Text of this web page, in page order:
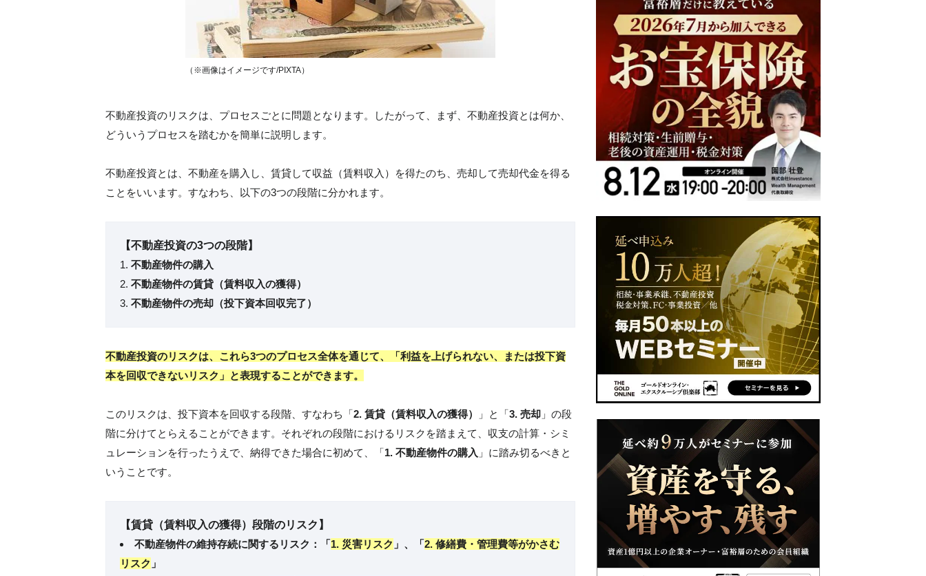
（※画像はイメージです/PIXTA）
不動産投資のリスクは、プロセスごとに問題となります。したがって、まず、不動産投資とは何か、
どういうプロセスを踏むかを簡単に説明します。
不動産投資とは、不動産を購入し、賃貸して収益（賃料収入）を得たのち、売却して売却代金を得る
ことをいいます。すなわち、以下の3つの段階に分かれます。
【不動産投資の3つの段階】
不動産物件の購入
不動産物件の賃貸（賃料収入の獲得）
不動産物件の売却（投下資本回収完了）
不動産投資のリスクは、これら3つのプロセス全体を通じて、「利益を上げられない、または投下資
本を回収できないリスク」と表現することができます。
このリスクは、投下資本を回収する段階、すなわち「2. 賃貸（賃料収入の獲得） 」と「3. 売却 」の段
階に分けてとらえることができます。それぞれの段階におけるリスクを踏まえて、収支の計算・シミ
ュレーションを行ったうえで、納得できた場合に初めて、「1. 不動産物件の購入 」に踏み切るべきと
いうことです。
【賃貸（賃料収入の獲得）段階のリスク】
不動産物件の維持存続に関するリスク：「1. 災害リスク 」、「2. 修繕費・管理費等がかさむ
リスク 」